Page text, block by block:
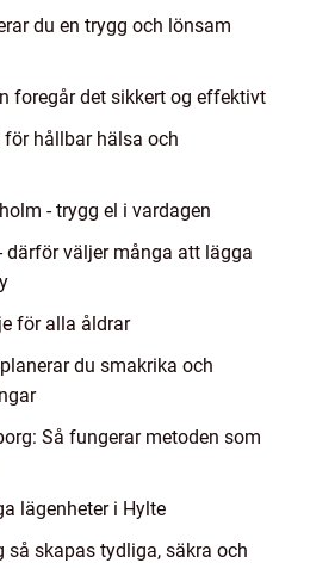
du en trygg och lönsam
foregår det sikkert og effektivt
hållbar hälsa och
- trygg el i vardagen
därför väljer många att lägga
för alla åldrar
du smakrika och
Så fungerar metoden som
lägenheter i Hylte
så skapas tydliga, säkra och